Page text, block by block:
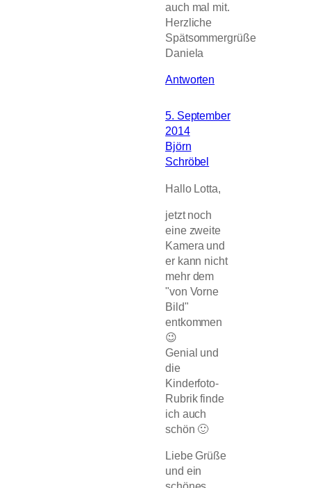
auch mal mit.
Herzliche
Spätsommergrüße
Daniela
Antworten
5. September
2014
Björn
Schröbel
Hallo Lotta,
jetzt noch
eine zweite
Kamera und
er kann nicht
mehr dem
"von Vorne
Bild"
entkommen
😉
Genial und
die
Kinderfoto-
Rubrik finde
ich auch
schön 🙂
Liebe Grüße
und ein